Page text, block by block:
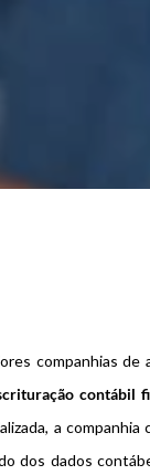
companhias
contábil
a
dos dados